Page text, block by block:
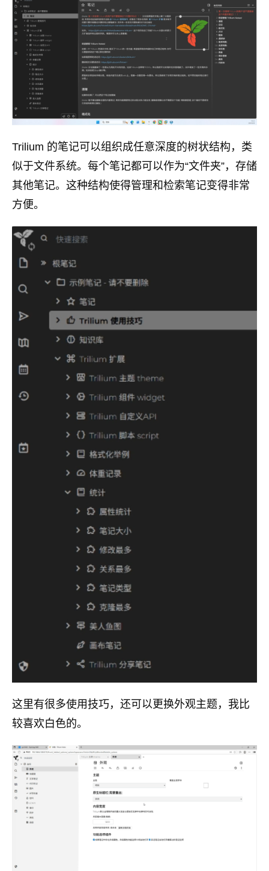
Trilium 的笔记可以组织成任意深度的树状结构，类
似于文件系统。每个笔记都可以作为“文件夹”，存储
其他笔记。这种结构使得管理和检索笔记变得非常
方便。
这里有很多使用技巧，还可以更换外观主题，我比
较喜欢白色的。